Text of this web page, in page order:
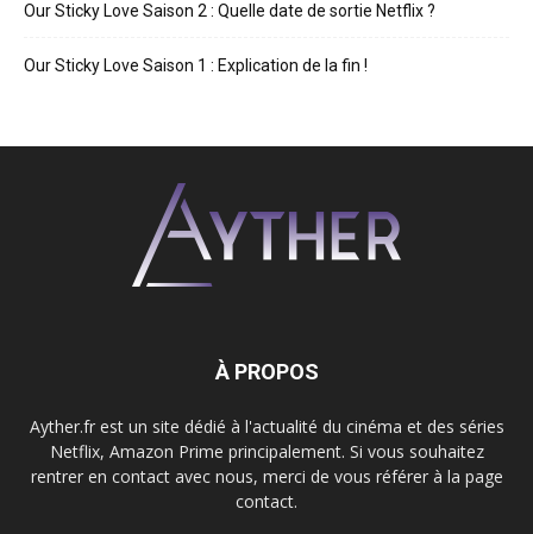
Our Sticky Love Saison 2 : Quelle date de sortie Netflix ?
Our Sticky Love Saison 1 : Explication de la fin !
À PROPOS
Ayther.fr est un site dédié à l'actualité du cinéma et des séries
Netflix, Amazon Prime principalement. Si vous souhaitez
rentrer en contact avec nous, merci de vous référer à la page
contact.